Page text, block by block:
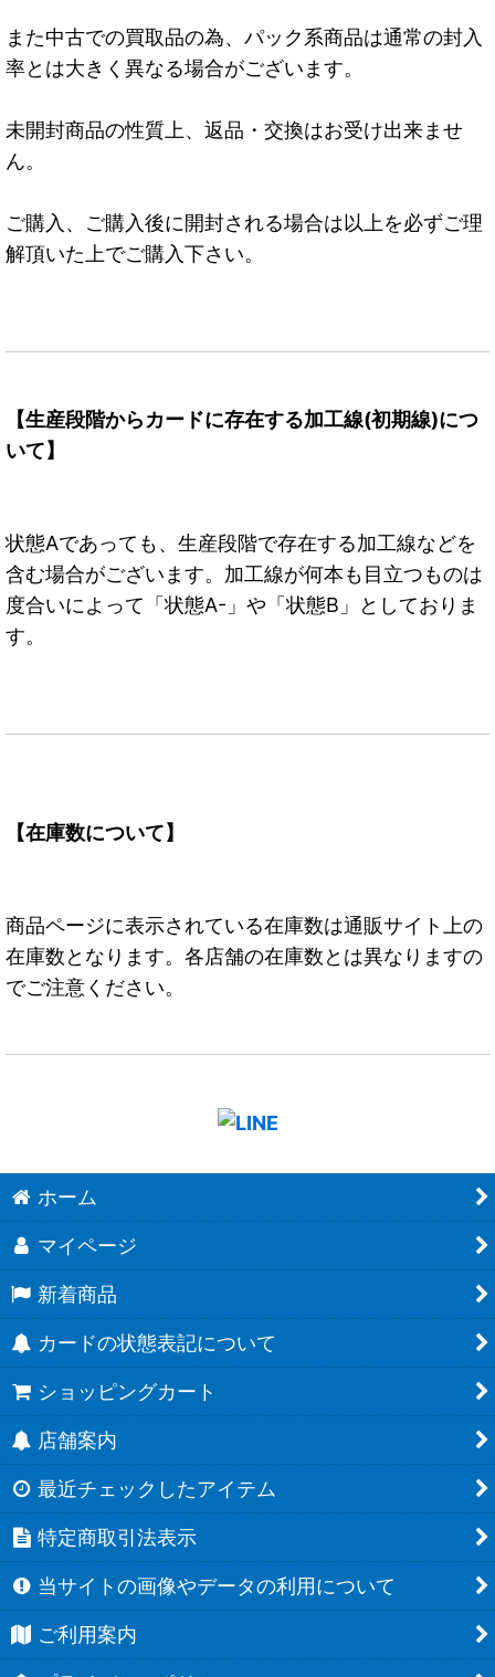
また中古での買取品の為、パック系商品は通常の封入
率とは大きく異なる場合がございます。
未開封商品の性質上、返品・交換はお受け出来ませ
ん。
ご購入、ご購入後に開封される場合は以上を必ずご理
解頂いた上でご購入下さい。
【生産段階からカードに存在する加工線(初期線)につ
いて】
状態Aであっても、生産段階で存在する加工線などを
含む場合がございます。加工線が何本も目立つものは
度合いによって「状態A-」や「状態B」としておりま
す。
【在庫数について】
商品ページに表示されている在庫数は通販サイト上の
在庫数となります。各店舗の在庫数とは異なりますの
でご注意ください。
ホーム
マイページ
新着商品
カードの状態表記について
ショッピングカート
店舗案内
最近チェックしたアイテム
特定商取引法表示
当サイトの画像やデータの利用について
ご利用案内